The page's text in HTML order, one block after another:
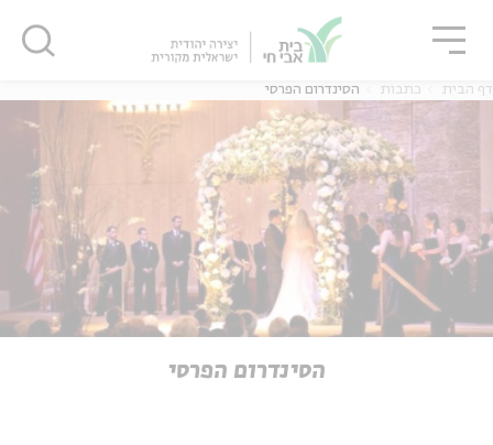
אנגלית
דף הבית כתבות הסינדרום הפרסי
הסינדרום הפרסי
סגור